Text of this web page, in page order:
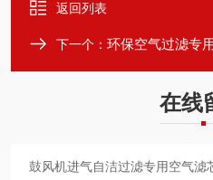
返回列表
下一个： 环保空气过滤专
在线